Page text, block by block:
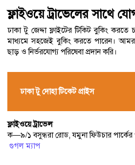
ফ্লাইওয়ে ট্রাভেলের সাথে
ঢাকা টু জেদ্দা ফ্লাইটের টিকিট বুকিং
মাধ্যমে সহজেই বুকিং করতে পারেন। আমরা
ছাড় ও নির্ভরযোগ্য পরিষেবা প্রদান করি।
ঢাকা টু দোহা টিকেট প্রাইস
ফ্লাইওয়ে ট্রাভেল
ক—৯/১ বসুন্ধরা রোড, যমুনা ফিউচার
️গুগল ম্যাপ